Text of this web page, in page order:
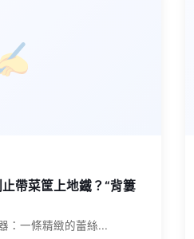
帶菜筐上地鐵？“背簍
：一條精緻的蕾絲...